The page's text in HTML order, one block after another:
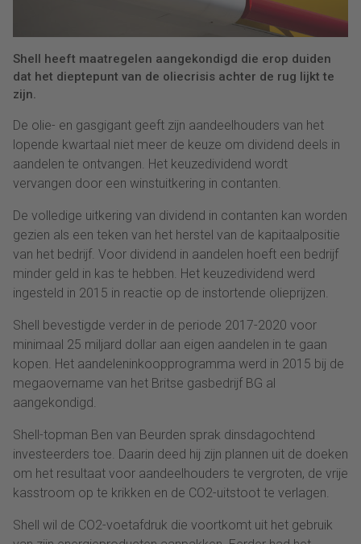
Shell heeft maatregelen aangekondigd die erop duiden
dat het dieptepunt van de oliecrisis achter de rug lijkt te
zijn.
De olie- en gasgigant geeft zijn aandeelhouders van het
lopende kwartaal niet meer de keuze om dividend deels in
aandelen te ontvangen. Het keuzedividend wordt
vervangen door een winstuitkering in contanten.
De volledige uitkering van dividend in contanten kan worden
gezien als een teken van het herstel van de kapitaalpositie
van het bedrijf. Voor dividend in aandelen hoeft een bedrijf
minder geld in kas te hebben. Het keuzedividend werd
ingesteld in 2015 in reactie op de instortende olieprijzen.
Shell bevestigde verder in de periode 2017-2020 voor
minimaal 25 miljard dollar aan eigen aandelen in te gaan
kopen. Het aandeleninkoopprogramma werd in 2015 bij de
megaovername van het Britse gasbedrijf BG al
aangekondigd.
Shell-topman Ben van Beurden sprak dinsdagochtend
investeerders toe. Daarin deed hij zijn plannen uit de doeken
om het resultaat voor aandeelhouders te vergroten, de vrije
kasstroom op te krikken en de CO2-uitstoot te verlagen.
Shell wil de CO2-voetafdruk die voortkomt uit het gebruik